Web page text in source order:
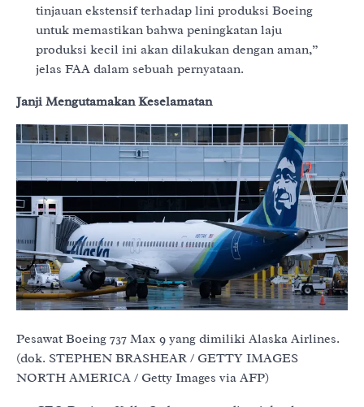
tinjauan ekstensif terhadap lini produksi Boeing
untuk memastikan bahwa peningkatan laju
produksi kecil ini akan dilakukan dengan aman,”
jelas FAA dalam sebuah pernyataan.
Janji Mengutamakan Keselamatan
Pesawat Boeing 737 Max 9 yang dimiliki Alaska Airlines.
(dok. STEPHEN BRASHEAR / GETTY IMAGES
NORTH AMERICA / Getty Images via AFP)